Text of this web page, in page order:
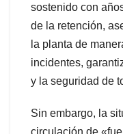
sostenido con
de la retención,
la planta de
incidentes,
y la seguridad de
Sin embargo, la
circulación de